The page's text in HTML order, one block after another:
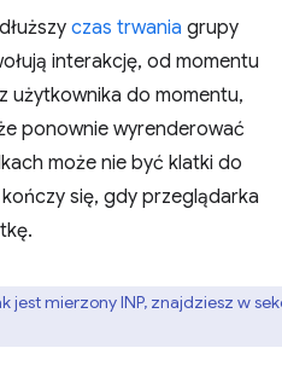
czas trwania grupy
interakcję, od momentu
użytkownika do momentu,
ponownie wyrenderować
może nie być klatki do
się, gdy przeglądarka
jest mierzony INP, znajdziesz w